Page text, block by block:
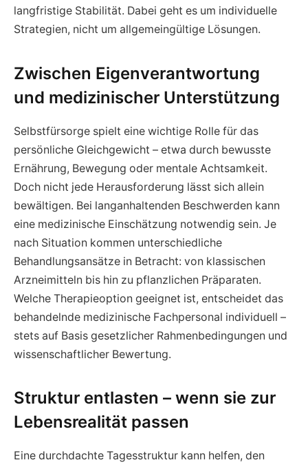
langfristige Stabilität. Dabei geht es um individuelle
Strategien, nicht um allgemeingültige Lösungen.
Zwischen Eigenverantwortung
und medizinischer Unterstützung
Selbstfürsorge spielt eine wichtige Rolle für das
persönliche Gleichgewicht – etwa durch bewusste
Ernährung, Bewegung oder mentale Achtsamkeit.
Doch nicht jede Herausforderung lässt sich allein
bewältigen. Bei langanhaltenden Beschwerden kann
eine medizinische Einschätzung notwendig sein. Je
nach Situation kommen unterschiedliche
Behandlungsansätze in Betracht: von klassischen
Arzneimitteln bis hin zu pflanzlichen Präparaten.
Welche Therapieoption geeignet ist, entscheidet das
behandelnde medizinische Fachpersonal individuell –
stets auf Basis gesetzlicher Rahmenbedingungen und
wissenschaftlicher Bewertung.
Struktur entlasten – wenn sie zur
Lebensrealität passen
Eine durchdachte Tagesstruktur kann helfen, den